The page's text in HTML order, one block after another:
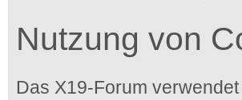
Nutzung von
Das X19-Forum